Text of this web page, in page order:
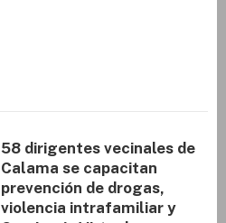
58 dirigentes vecinales de
Calama se capacitan
prevención de drogas,
violencia intrafamiliar y